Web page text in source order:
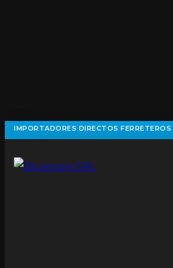
IMPORTADORES DIRECTOS FERRETEROS